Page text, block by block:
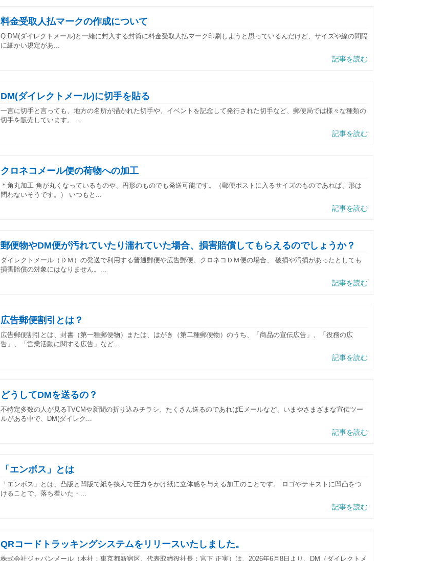
料金受取人払マークの作成について
Q:DM(ダイレクトメール)と一緒に封入する封筒に料金受取人払マーク印刷しようと思っているんだけど、サイズや線の間隔
に細かい規定があ...
記事を読む
DM(ダイレクトメール)に切手を貼る
一言に切手と言っても、地方の名所が描かれた切手や、イベントを記念して発行された切手など、郵便局では様々な種類の
切手を販売しています。 ...
記事を読む
クロネコメール便の荷物への加工
＊角丸加工 角が丸くなっているものや、円形のものでも発送可能です。（郵便ポストに入るサイズのものであれば、形は
問わないそうです。） いつもと...
記事を読む
郵便物やDM便が汚れていたり濡れていた場合、損害賠償してもらえるのでしょうか？
ダイレクトメール（ＤＭ）の発送で利用する普通郵便や広告郵便、クロネコＤＭ便の場合、 破損や汚損があったとしても
損害賠償の対象にはなりません。...
記事を読む
広告郵便割引とは？
広告郵便割引とは、封書（第一種郵便物）または、はがき（第二種郵便物）のうち、「商品の宣伝広告」、「役務の広
告」、「営業活動に関する広告」など...
記事を読む
どうしてDMを送るの？
不特定多数の人が見るTVCMや新聞の折り込みチラシ、たくさん送るのであればEメールなど、いまやさまざまな宣伝ツー
ルがある中で、DM(ダイレク...
記事を読む
「エンボス」とは
「エンボス」とは、凸版と凹版で紙を挟んで圧力をかけ紙に立体感を与える加工のことです。 ロゴやテキストに凹凸をつ
けることで、落ち着いた・...
記事を読む
QRコードトラッキングシステムをリリースいたしました。
株式会社ジャパンメール（本社：東京都新宿区、代表取締役社長：宮下 正実）は、2026年6月8日より、DM（ダイレクトメ